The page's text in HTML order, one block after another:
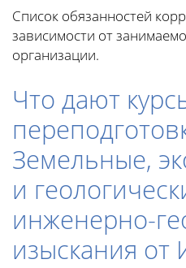
Список обязанностей
зависимости от
организации.
Что дают
Земельные,
и
инженерно-
изыскания